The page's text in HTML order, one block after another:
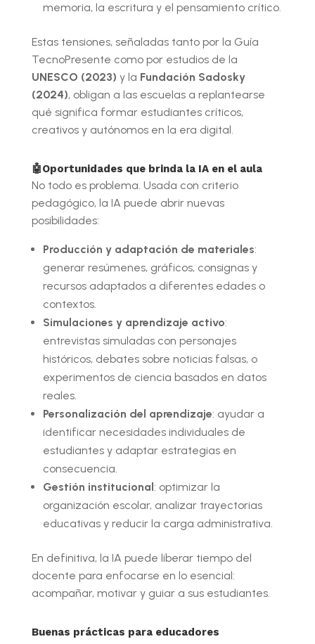
memoria, la escritura y el pensamiento crítico.
Estas tensiones, señaladas tanto por la Guía
TecnoPresente como por estudios de la
UNESCO (2023) y la Fundación Sadosky
(2024), obligan a las escuelas a replantearse
qué significa formar estudiantes críticos,
creativos y autónomos en la era digital.
🤖Oportunidades que brinda la IA en el aula
No todo es problema. Usada con criterio
pedagógico, la IA puede abrir nuevas
posibilidades:
Producción y adaptación de materiales:
generar resúmenes, gráficos, consignas y
recursos adaptados a diferentes edades o
contextos.
Simulaciones y aprendizaje activo:
entrevistas simuladas con personajes
históricos, debates sobre noticias falsas, o
experimentos de ciencia basados en datos
reales.
Personalización del aprendizaje: ayudar a
identificar necesidades individuales de
estudiantes y adaptar estrategias en
consecuencia.
Gestión institucional : optimizar la
organización escolar, analizar trayectorias
educativas y reducir la carga administrativa.
En definitiva, la IA puede liberar tiempo del
docente para enfocarse en lo esencial:
acompañar, motivar y guiar a sus estudiantes.
Buenas prácticas para educadores